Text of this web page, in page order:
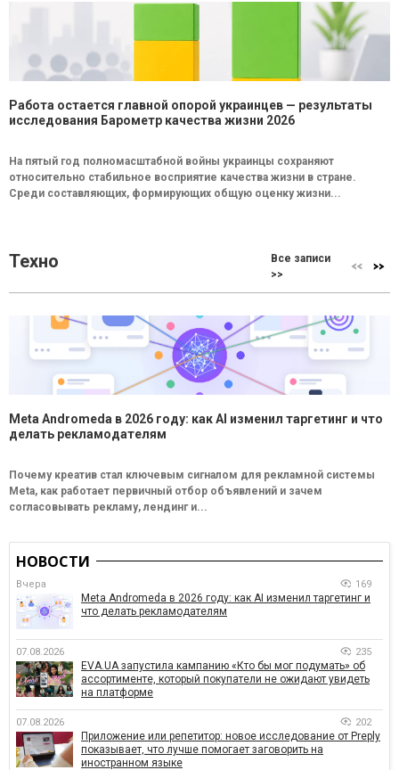
Работа остается главной опорой украинцев — результаты
исследования Барометр качества жизни 2026
На пятый год полномасштабной войны украинцы сохраняют
относительно стабильное восприятие качества жизни в стране.
Среди составляющих, формирующих общую оценку жизни...
Техно
Все записи
>>
Meta Andromeda в 2026 году: как AI изменил таргетинг и что
делать рекламодателям
Почему креатив стал ключевым сигналом для рекламной системы
Meta, как работает первичный отбор объявлений и зачем
согласовывать рекламу, лендинг и...
НОВОСТИ
Вчера 169
Meta Andromeda в 2026 году: как AI изменил таргетинг и
что делать рекламодателям
07.08.2026 235
EVA.UA запустила кампанию «Кто бы мог подумать» об
ассортименте, который покупатели не ожидают увидеть
на платформе
07.08.2026 202
Приложение или репетитор: новое исследование от Preply
показывает, что лучше помогает заговорить на
иностранном языке